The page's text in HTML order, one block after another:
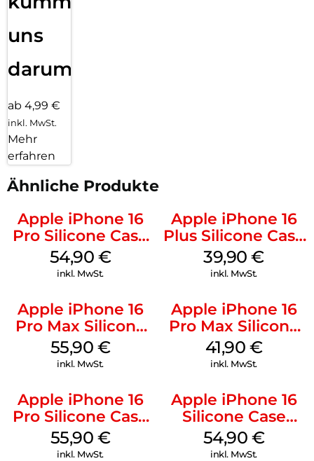
uns
darum!
ab 4,99 €
inkl. MwSt.
Mehr
erfahren
Ähnliche Produkte
Apple iPhone 16
Pro Silicone Case
MagSafe Black
54,90 €
inkl. MwSt.
Apple iPhone 16
Plus Silicone Case
MagSafe Plum
39,90€
inkl. MwSt.
Apple iPhone 16
Pro Max Silicone
Case MagSafe
Stone Gray
55,90 €
inkl. MwSt.
Apple iPhone 16
Pro Max Silicone
Case MagSafe
Ultramarine
41,90 €
inkl. MwSt.
Apple iPhone 16
Pro Silicone Case
MagSafe Stone
Gray
55,90 €
inkl. MwSt.
Apple iPhone 16
Silicone Case
MagSafe Lake
Green
54,90 €
inkl. MwSt.